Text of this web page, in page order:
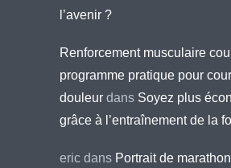
l’avenir ?
Renforcement musculaire
programme pratique pour
douleur dans Soyez plus
grâce à l’entraînement de la
eric dans Portrait de